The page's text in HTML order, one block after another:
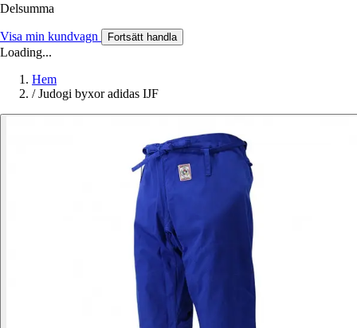
Delsumma
Visa min kundvagn Fortsätt handla
Loading...
Hem
/ Judogi byxor adidas IJF